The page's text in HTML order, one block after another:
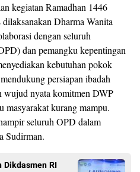
kegiatan Ramadhan 1446
Dharma Wanita
dengan seluruh
dan pemangku kepentingan
kebutuhan pokok
persiapan ibadah
wujud nyata komitmen DWP
masyarakat kurang mampu.
seluruh OPD dalam
Sudirman.
Dikdasmen RI